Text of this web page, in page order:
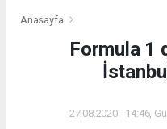
Anasayfa
Formula 1
27.08.2020 - 14:46,